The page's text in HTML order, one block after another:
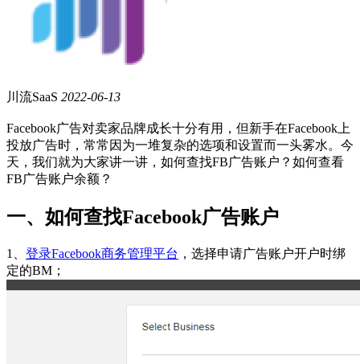
川流SaaS 2022-06-13
Facebook广告对卖家品牌成长十分有用，但新手在Facebook上
投放广告时，常常因为一堆复杂的选项和设置而一头雾水。今
天，我们就为大家讲一讲，如何查找FB广告账户？如何查看
FB广告账户余额？
一、如何查找Facebook广告账户
1、 登录Facebook商务管理平台 ，选择申请广告账户开户时绑
定的BM；